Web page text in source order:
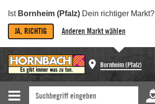
Ist Bornheim (Pfalz) Dein richtiger Markt?
JA, RICHTIG Anderen Markt wählen
Bornheim (Pfalz)